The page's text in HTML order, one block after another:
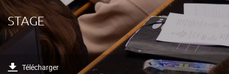
STAGE
Télécharger